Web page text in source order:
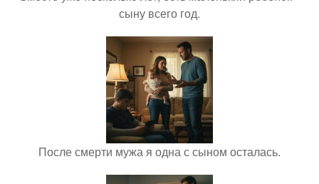
сыну всего год.
После смерти мужа я одна с сыном осталась.